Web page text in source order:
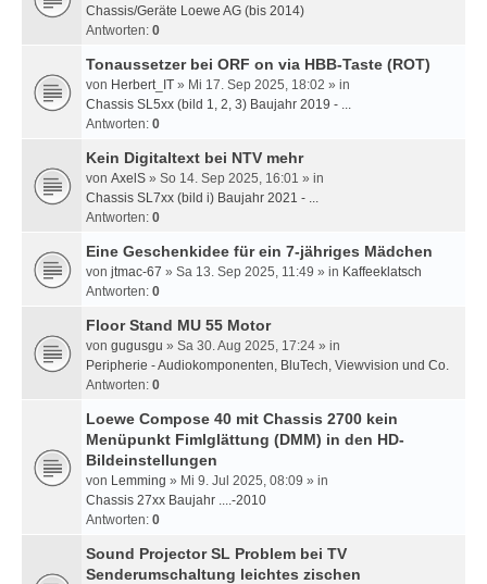
Chassis/Geräte Loewe AG (bis 2014)
Antworten: 0
Tonaussetzer bei ORF on via HBB-Taste (ROT)
von Herbert_IT » Mi 17. Sep 2025, 18:02 » in
Chassis SL5xx (bild 1, 2, 3) Baujahr 2019 - ...
Antworten: 0
Kein Digitaltext bei NTV mehr
von AxelS » So 14. Sep 2025, 16:01 » in
Chassis SL7xx (bild i) Baujahr 2021 - ...
Antworten: 0
Eine Geschenkidee für ein 7-jähriges Mädchen
von jtmac-67 » Sa 13. Sep 2025, 11:49 » in Kaffeeklatsch
Antworten: 0
Floor Stand MU 55 Motor
von gugusgu » Sa 30. Aug 2025, 17:24 » in
Peripherie - Audiokomponenten, BluTech, Viewvision und Co.
Antworten: 0
Loewe Compose 40 mit Chassis 2700 kein
Menüpunkt Fimlglättung (DMM) in den HD-
Bildeinstellungen
von Lemming » Mi 9. Jul 2025, 08:09 » in
Chassis 27xx Baujahr ....-2010
Antworten: 0
Sound Projector SL Problem bei TV
Senderumschaltung leichtes zischen